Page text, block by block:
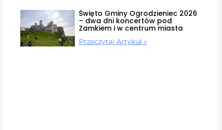
Święto Gminy Ogrodzieniec 2026
– dwa dni koncertów pod
Zamkiem i w centrum miasta
Przeczytaj Artykuł »